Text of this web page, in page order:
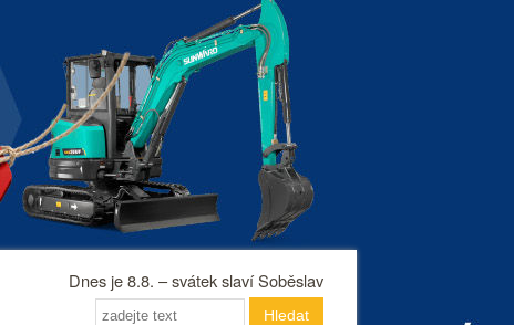
Dnes je 8.8. – svátek slaví Soběslav
Hledat